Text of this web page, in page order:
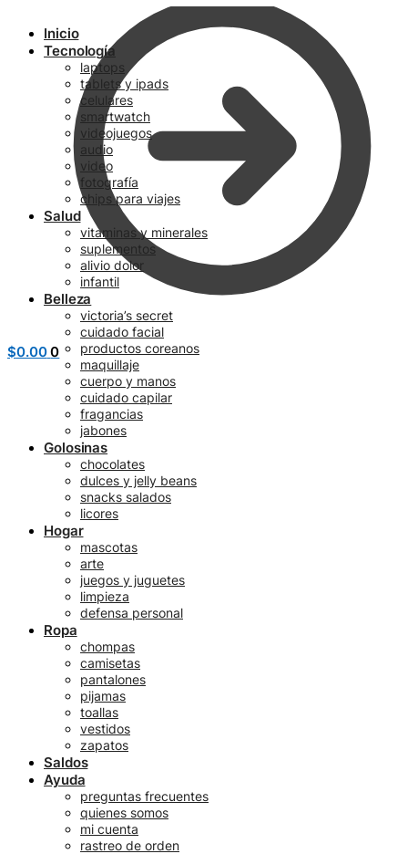
$0.00 0
Inicio
Tecnología
laptops
tablets y ipads
celulares
smartwatch
videojuegos
audio
video
fotografía
chips para viajes
Salud
vitaminas y minerales
suplementos
alivio dolor
infantil
Belleza
victoria’s secret
cuidado facial
productos coreanos
maquillaje
cuerpo y manos
cuidado capilar
fragancias
jabones
Golosinas
chocolates
dulces y jelly beans
snacks salados
licores
Hogar
mascotas
arte
juegos y juguetes
limpieza
defensa personal
Ropa
chompas
camisetas
pantalones
pijamas
toallas
vestidos
zapatos
Saldos
Ayuda
preguntas frecuentes
quienes somos
mi cuenta
rastreo de orden